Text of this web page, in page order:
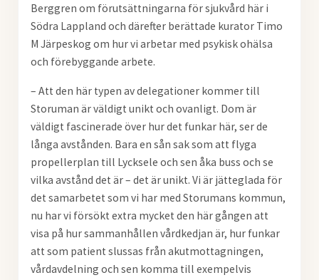
Berggren om förutsättningarna för sjukvård här i
Södra Lappland och därefter berättade kurator Timo
M Järpeskog om hur vi arbetar med psykisk ohälsa
och förebyggande arbete.
– Att den här typen av delegationer kommer till
Storuman är väldigt unikt och ovanligt. Dom är
väldigt fascinerade över hur det funkar här, ser de
långa avstånden. Bara en sån sak som att flyga
propellerplan till Lycksele och sen åka buss och se
vilka avstånd det är – det är unikt. Vi är jätteglada för
det samarbetet som vi har med Storumans kommun,
nu har vi försökt extra mycket den här gången att
visa på hur sammanhållen vårdkedjan är, hur funkar
att som patient slussas från akutmottagningen,
vårdavdelning och sen komma till exempelvis